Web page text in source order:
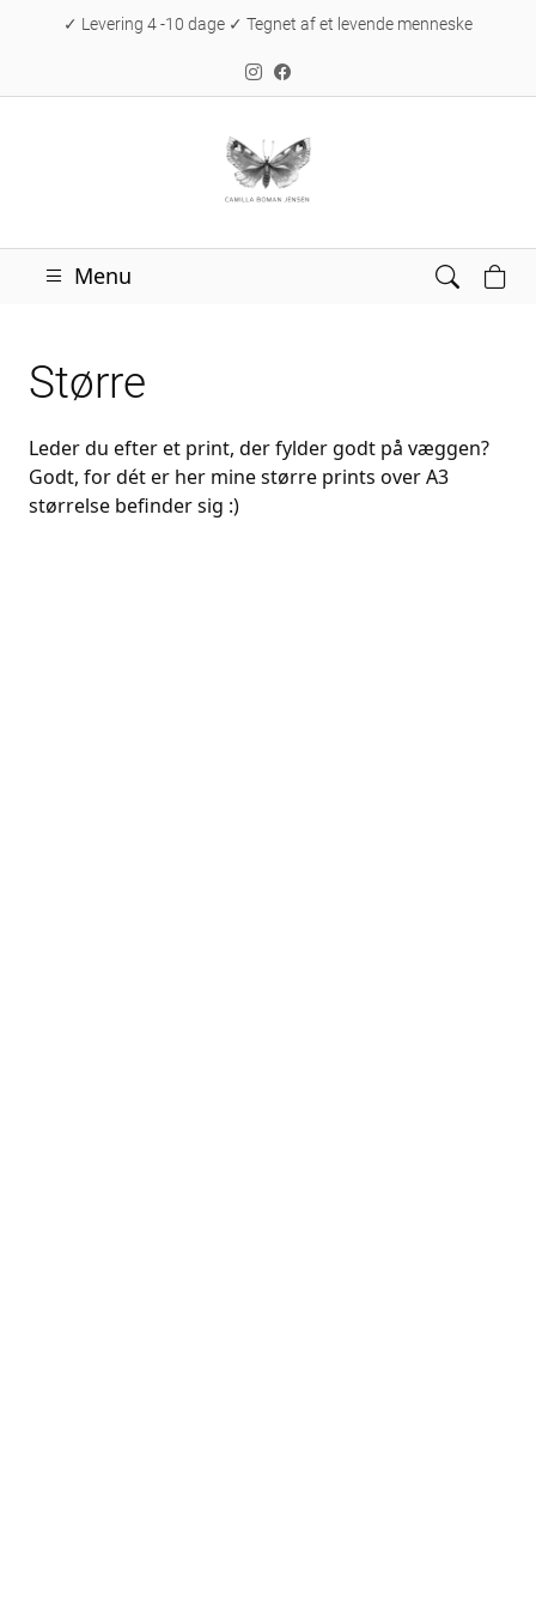
✓ Levering 4 -10 dage ✓ Tegnet af et levende menneske
Menu
Større
Leder du efter et print, der fylder godt på væggen?
Godt, for dét er her mine større prints over A3
størrelse befinder sig :)